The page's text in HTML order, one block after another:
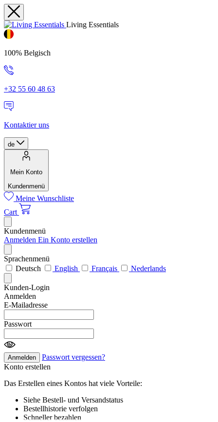
Living Essentials
100% Belgisch
+32 55 60 48 63
Kontaktier uns
de
Mein Konto
Kundenmenü
Meine Wunschliste
Cart
Kundenmenü
Anmelden Ein Konto erstellen
Sprachenmenü
Deutsch
English Français Nederlands
Kunden-Login
Anmelden
E-Mailadresse
Passwort
Anmelden
Passwort vergessen?
Konto erstellen
Das Erstellen eines Kontos hat viele Vorteile:
Siehe Bestell- und Versandstatus
Bestellhistorie verfolgen
Schneller bezahlen